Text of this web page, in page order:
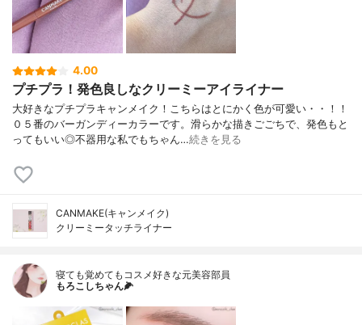
4.00
プチプラ！発色良しなクリーミーアイライナー
大好きなプチプラキャンメイク！こちらはとにかく色が可愛い・・！！
０５番のバーガンディーカラーです。滑らかな描きごごちで、発色もと
ってもいい◎不器用な私でもちゃん…続きを見る
CANMAKE(キャンメイク)
クリーミータッチライナー
寝ても覚めてもコスメ好きな元美容部員
もろこしちゃん🌽